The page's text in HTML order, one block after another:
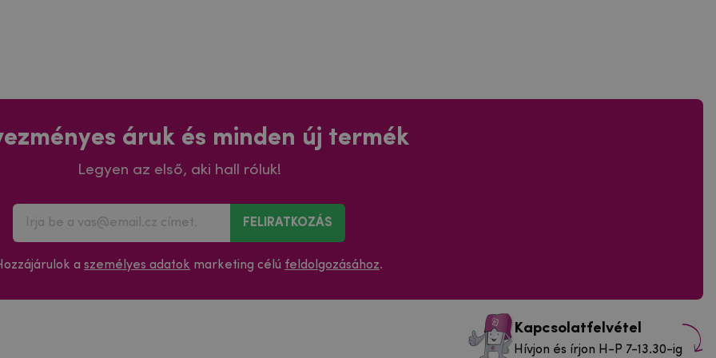
áruk és minden új termék
Legyen az első, aki hall róluk!
FELIRATKOZÁS
a személyes adatok marketing célú feldolgozásához.
Kapcsolatfelvétel
Hívjon és írjon H-P 7-13.30-ig